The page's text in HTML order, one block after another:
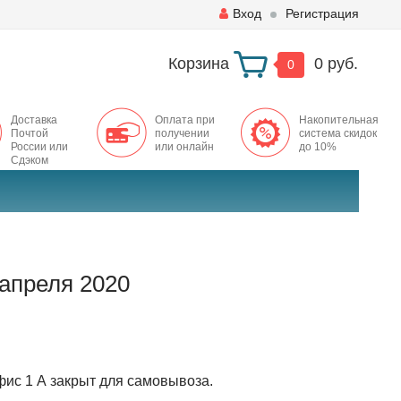
Вход Регистрация
Корзина 0 0 руб.
Доставка
Почтой
России или
Сдэком
Оплата при
получении
или онлайн
Накопительная
система скидок
до 10%
2020
1 А закрыт для самовывоза.